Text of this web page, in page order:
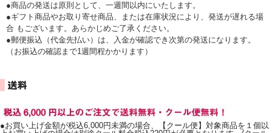
●商品の発送は原則として、一週間以内にいたします。
●ギフト商品やお取り寄せ商品、または在庫状況により、発送が遅れる場
合 もございます。あらかじめご了承ください。
●郵便振込（代金先払い）は、入金が確認でき次第の発送になります。
（お振込の確認まで1週間程かかります）
●お買い上げ金額が税込6,000円未満の場合、【クール便】対象商品を１個以